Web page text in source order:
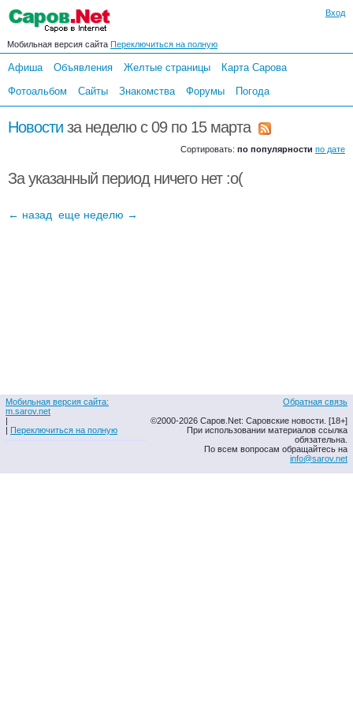
Вход
Мобильная версия сайта Переключиться на полную
Афиша Объявления Желтые страницы
Карта Сарова
Фотоальбом
Сайты Знакомства Форумы Погода
Новости за неделю c 09 по 15 марта
Сортировать: по популярности по дате
За указанный период ничего нет :o(
← назад еще неделю →
Мобильная версия сайта:
m.sarov.net
|
| Переключиться на полную
Обратная связь
©2000-2026 Саров.Net: Саровские новости. [18+]
При использовании материалов ссылка
обязательна.
По всем вопросам обращайтесь на
info@sarov.net